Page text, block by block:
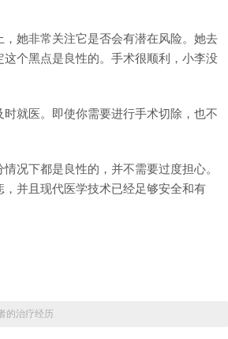
她非常关注它是否会有潜在风险。她去
个黑点是良性的。手术很顺利，小李没
就医。即使你需要进行手术切除，也不
况下都是良性的，并不需要过度担心。
并且现代医学技术已经足够安全和有
的治疗经历